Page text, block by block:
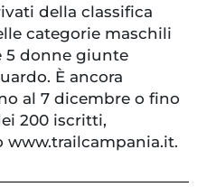
della classifica
categorie maschili
5 donne giunte
È ancora
al 7 dicembre o fino
200 iscritti,